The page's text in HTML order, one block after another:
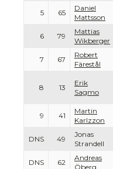
5 65
Daniel
Mattsson
6 79
Mattias
Wikberger
7 67
Robert
Färestål
8 13
Erik
Sagmo
9 41
Martin
Karlzzon
DNS 49
Jonas
Strandell
DNS 62
Andreas
Öberg